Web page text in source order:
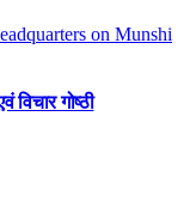
विचार गोष्ठी